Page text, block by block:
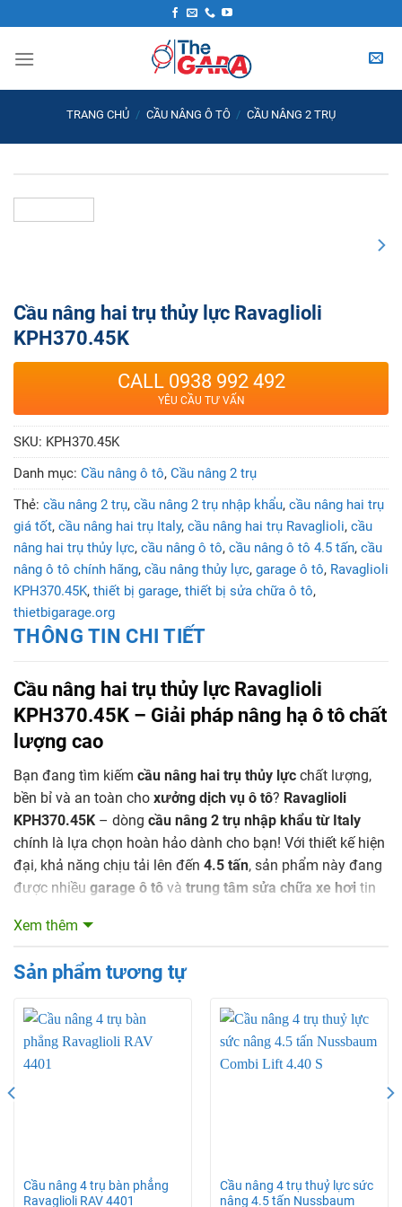
to
content
TRANG CHỦ / CẦU NÂNG Ô TÔ / CẦU NÂNG 2 TRỤ
Cầu nâng hai trụ thủy lực Ravaglioli
KPH370.45K
CALL 0938 992 492
YÊU CẦU TƯ VẤN
SKU: KPH370.45K
Danh mục: Cầu nâng ô tô, Cầu nâng 2 trụ
Thẻ: cầu nâng 2 trụ, cầu nâng 2 trụ nhập khẩu, cầu nâng hai trụ
giá tốt, cầu nâng hai trụ Italy, cầu nâng hai trụ Ravaglioli, cầu
nâng hai trụ thủy lực, cầu nâng ô tô, cầu nâng ô tô 4.5 tấn, cầu
nâng ô tô chính hãng, cầu nâng thủy lực, garage ô tô, Ravaglioli
KPH370.45K, thiết bị garage, thiết bị sửa chữa ô tô,
thietbigarage.org
THÔNG TIN CHI TIẾT
Cầu nâng hai trụ thủy lực Ravaglioli
KPH370.45K – Giải pháp nâng hạ ô tô chất
lượng cao
Bạn đang tìm kiếm cầu nâng hai trụ thủy lực chất lượng,
bền bỉ và an toàn cho xưởng dịch vụ ô tô? Ravaglioli
KPH370.45K – dòng cầu nâng 2 trụ nhập khẩu từ Italy
chính là lựa chọn hoàn hảo dành cho bạn! Với thiết kế hiện
đại, khả năng chịu tải lên đến 4.5 tấn, sản phẩm này đang
được nhiều garage ô tô và trung tâm sửa chữa xe hơi tin
Xem thêm
Sản phẩm tương tự
Cầu nâng 4 trụ bàn phẳng
Ravaglioli RAV 4401
Cầu nâng 4 trụ thuỷ lực sức
nâng 4.5 tấn Nussbaum